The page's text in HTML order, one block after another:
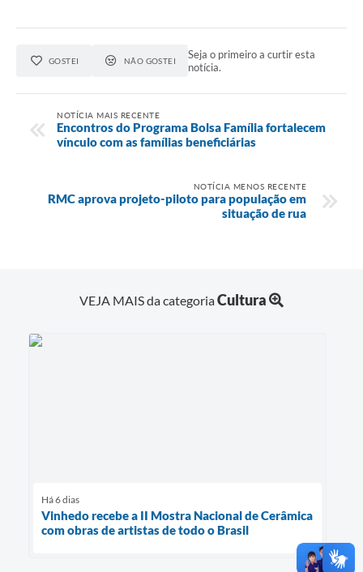
GOSTEI NÃO GOSTEI
Seja o primeiro a curtir esta
notícia.
NOTÍCIA MAIS RECENTE
Encontros do Programa Bolsa Família fortalecem
vínculo com as famílias beneficiárias
NOTÍCIA MENOS RECENTE
RMC aprova projeto-piloto para população em
situação de rua
VEJA MAIS da categoriaCultura
Há 6 dias
Vinhedo recebe a II Mostra Nacional de Cerâmica
com obras de artistas de todo o Brasil